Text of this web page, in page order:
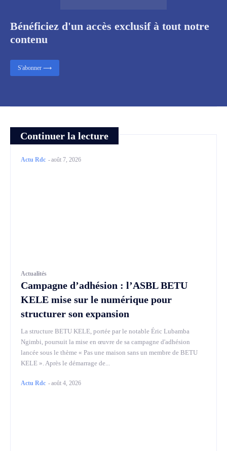
Continuer la lecture
Actu Rdc -août 7, 2026
Actualités
Campagne d’adhésion : l’ASBL BETU
KELE mise sur le numérique pour
structurer son expansion
La structure BETU KELE, portée par le notable Éric Lubamba
Ngimbi, poursuit la mise en œuvre de sa campagne d'adhésion
lancée sous le thème « Pas une maison sans un membre de BETU
KELE ». Après le démarrage de...
Actu Rdc -août 4, 2026
Bénéficiez d'un accès exclusif à tout notre
contenu
S'abonner ⟶